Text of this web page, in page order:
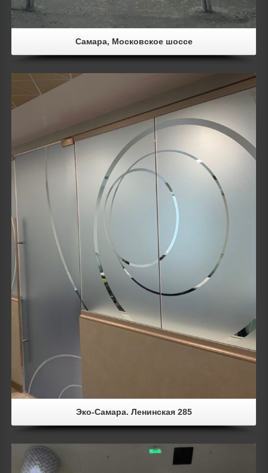
Самара, Московское шоссе
Details
Эко-Самара. Ленинская 285